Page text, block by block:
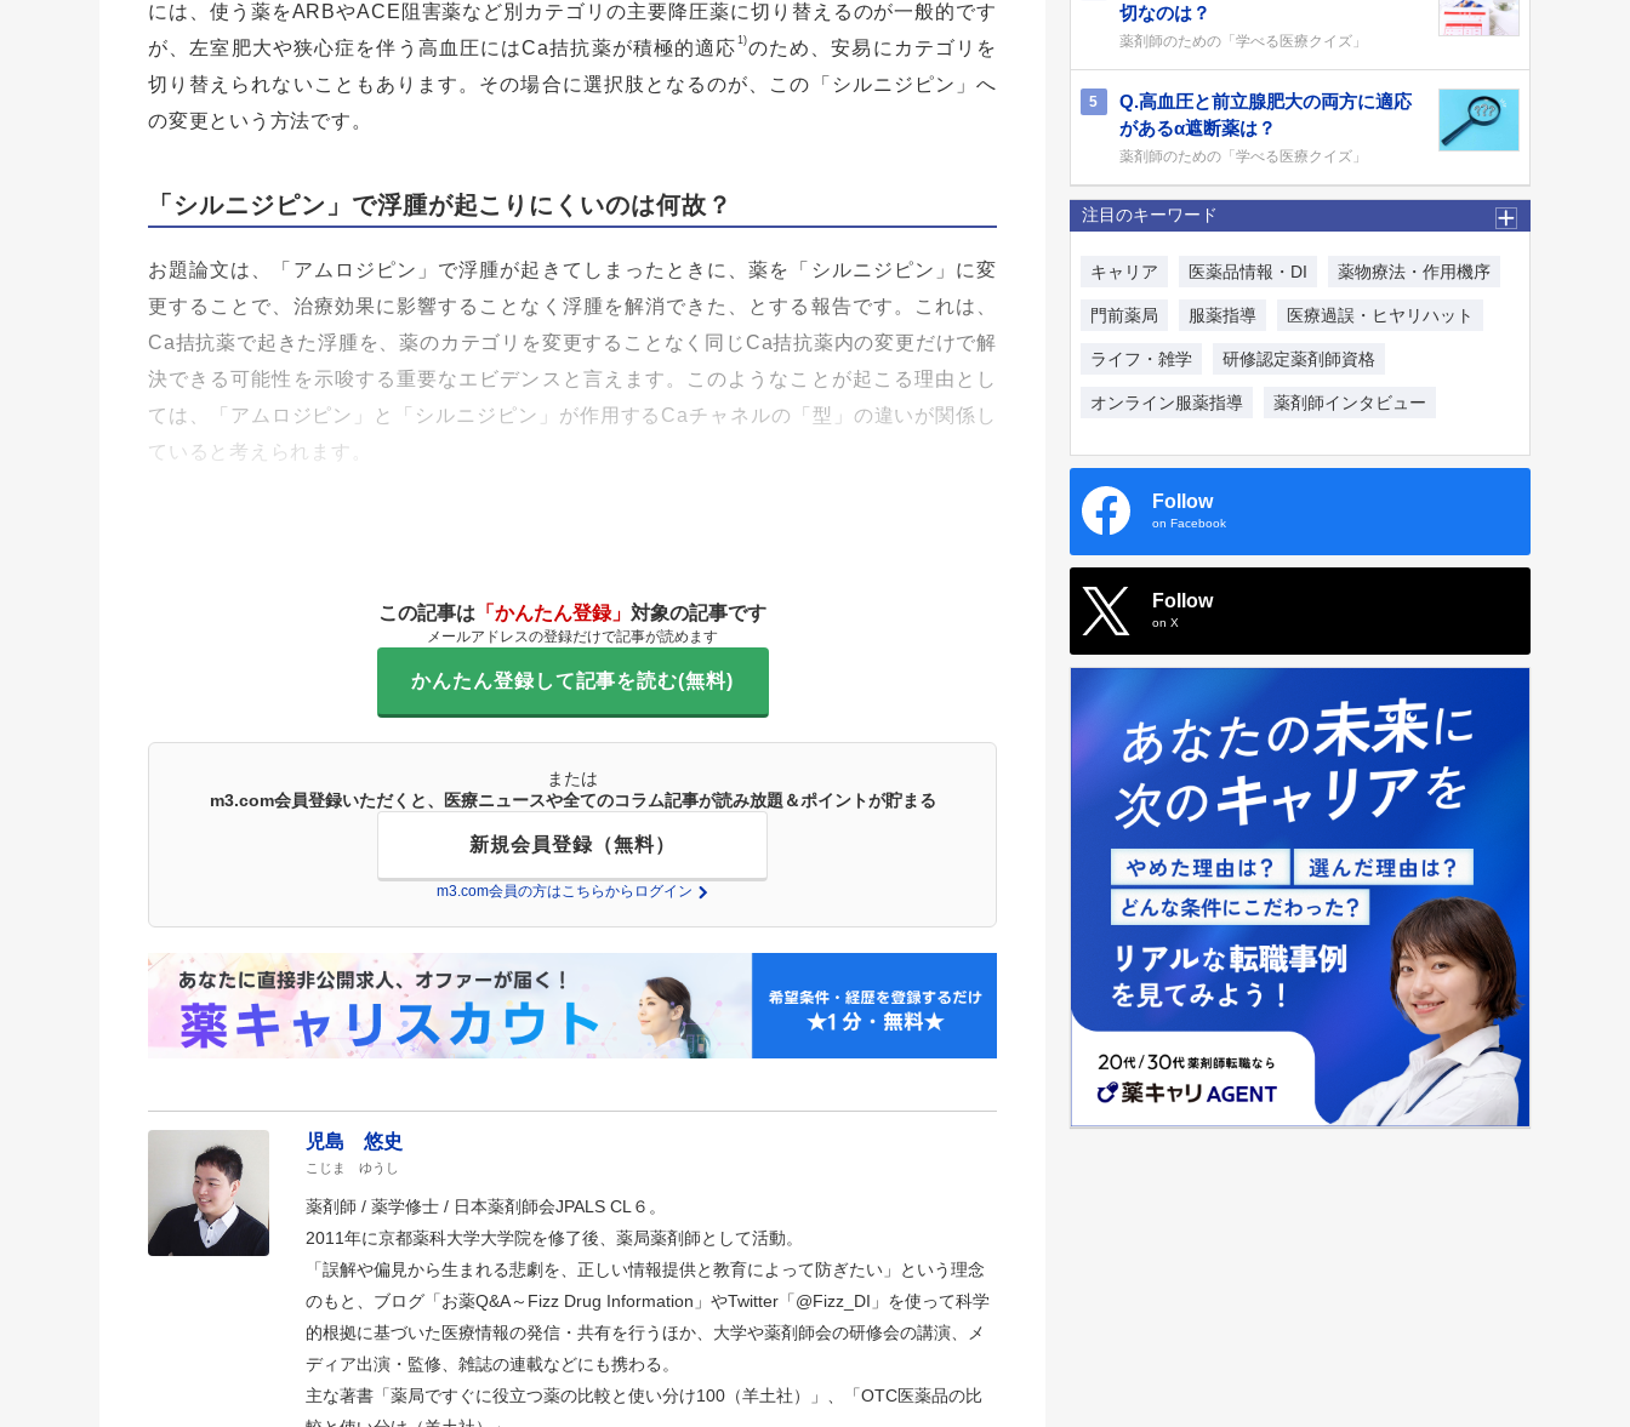
には、使う薬をARBやACE阻害薬など別カテゴリの主要降圧薬に切り替えるのが一般的です
が、左室肥大や狭心症を伴う高血圧にはCa拮抗薬が積極的適応 1)のため、安易にカテゴリを
切り替えられないこともあります。その場合に選択肢となるのが、この「シルニジピン」へ
の変更という方法です。
「シルニジピン」で浮腫が起こりにくいのは何故？
お題論文は、「アムロジピン」で浮腫が起きてしまったときに、薬を「シルニジピン」に変
更することで、治療効果に影響することなく浮腫を解消できた、とする報告です。これは、
Ca拮抗薬で起きた浮腫を、薬のカテゴリを変更することなく同じCa拮抗薬内の変更だけで解
決できる可能性を示唆する重要なエビデンスと言えます。このようなことが起こる理由とし
ては、「アムロジピン」と「シルニジピン」が作用するCaチャネルの「型」の違いが関係し
ていると考えられます。
この記事は 「かんたん登録」 対象の記事です
メールアドレスの登録だけで記事が読めます
かんたん登録して記事を読む(無料)
または
m3.com会員登録いただくと、医療ニュースや全てのコラム記事が読み放題＆ポイントが貯まる
新規会員登録（無料）
m3.com会員の方はこちらからログイン
児島 悠史
こじま ゆうし
薬剤師 / 薬学修士 / 日本薬剤師会JPALS CL６。
2011年に京都薬科大学大学院を修了後、薬局薬剤師として活動。
「誤解や偏見から生まれる悲劇を、正しい情報提供と教育によって防ぎたい」という理念
のもと、ブログ「お薬Q&A～Fizz Drug Information」やTwitter「@Fizz_DI」を使って科学
的根拠に基づいた医療情報の発信・共有を行うほか、大学や薬剤師会の研修会の講演、メ
ディア出演・監修、雑誌の連載などにも携わる。
主な著書「薬局ですぐに役立つ薬の比較と使い分け100（羊土社）」、「OTC医薬品の比
切なのは？
薬剤師のための「学べる医療クイズ」
5
Q.高血圧と前立腺肥大の両方に適応
があるα遮断薬は？
薬剤師のための「学べる医療クイズ」
注目のキーワード
キャリア 医薬品情報・DI 薬物療法・作用機序
門前薬局 服薬指導 医療過誤・ヒヤリハット
ライフ・雑学 研修認定薬剤師資格
オンライン服薬指導 薬剤師インタビュー
Follow
on Facebook
Follow
on X